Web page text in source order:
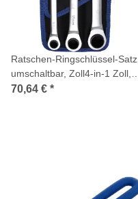
Ratschen-Ringschlüssel-Satz,
umschaltbar, Zoll4-in-1 Zoll,
3-tlg.
70,64 € *